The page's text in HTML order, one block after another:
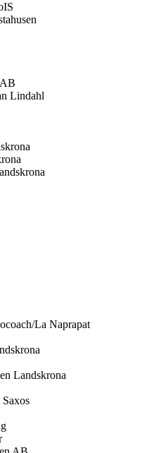
Lindahl
La Naprapat
Landskrona